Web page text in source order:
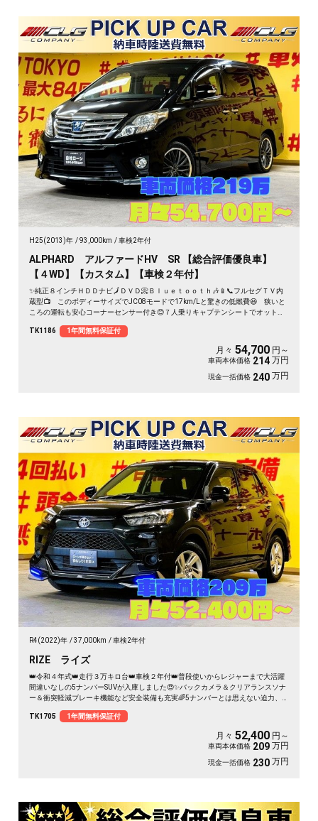
H25(2013)年 93,000km 車検2年付
ALPHARD アルファードHV SR 【総合評価優良車】
【４WD】【カスタム】【車検２年付】
✨純正８インチＨＤＤナビ🗾ＤＶＤ📀Ｂｌｕｅｔｏｏｔｈ🎶📱📞フルセグＴＶ内
蔵型📺 このボディーサイズでJC08モードで17km/Lと驚きの低燃費😆 狭いと
ころの運転も安心コーナーセンサー付き😊７人乗りキャプテンシートでオットマ
外19インチアルミホイール付き🚗
TK1186 1年間無料保証付
月々 54,700 円～
車両本体価格 214 万円
現金一括価格 240 万円
R4(2022)年 37,000km 車検2年付
RIZE ライズ
👑令和４年式👑走行３万キロ台👑車検２年付👑普段使いからレジャーまで大活躍
間違いなしの5ナンバーSUVが入庫しました😍✨バックカメラ＆クリアランスソナ
ー＆衝突軽減ブレーキ機能など安全装備も充実🌈5ナンバーとは思えない迫力、
TK1705
1年間無料保証付
月々 52,400 円～
車両本体価格 209 万円
現金一括価格 230 万円